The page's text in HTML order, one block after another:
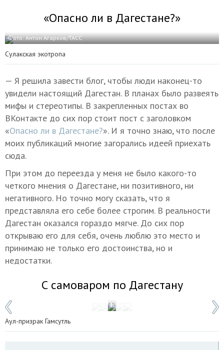
«Опасно ли в Дагестане?»
Фото: Антон Агарков/ТАСС
Сулакская экотропа
— Я решила завести блог, чтобы люди наконец-то
увидели настоящий Дагестан. В планах было развеять
мифы и стереотипы. В закрепленных постах во
ВКонтакте до сих пор стоит пост с заголовком
«Опасно ли в Дагестане?». И я точно знаю, что после
моих публикаций многие загорались идеей приехать
сюда.
При этом до переезда у меня не было какого-то
четкого мнения о Дагестане, ни позитивного, ни
негативного. Но точно могу сказать, что я
представляла его себе более строгим. В реальности
Дагестан оказался гораздо мягче. До сих пор
открываю его для себя, очень люблю это место и
принимаю не только его достоинства, но и
недостатки.
С самоваром по Дагестану
Николай Михальченко/ТАСС
1 / 5
Аул-призрак Гамсутль